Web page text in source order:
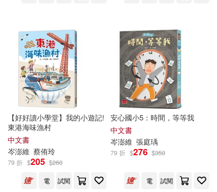
【好好讀小學堂】我的小遊記!
東港海味漁村
中文書
岑澎維 蔡侑玲
79 折 $205 $260
電
試閱
安心國小5：時間，等等我
中文書
岑澎維 張庭瑀
79 折 $276 $350
電 試閱